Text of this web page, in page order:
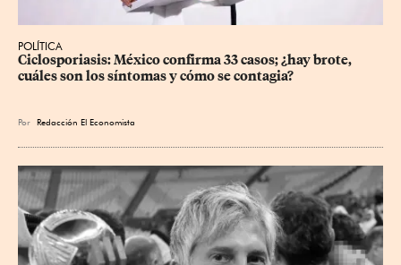
POLÍTICA
Ciclosporiasis: México confirma 33 casos; ¿hay brote,
cuáles son los síntomas y cómo se contagia?
Por Redacción El Economista